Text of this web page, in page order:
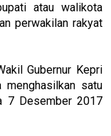
atau walikota
perwakilan rakyat
Gubernur Kepri
menghasilkan satu
7 Desember 2017